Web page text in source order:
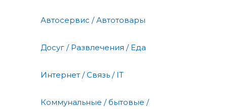
Автосервис / Автотовары
Досуг / Развлечения / Еда
Интернет / Связь / IT
Коммунальные / бытовые /